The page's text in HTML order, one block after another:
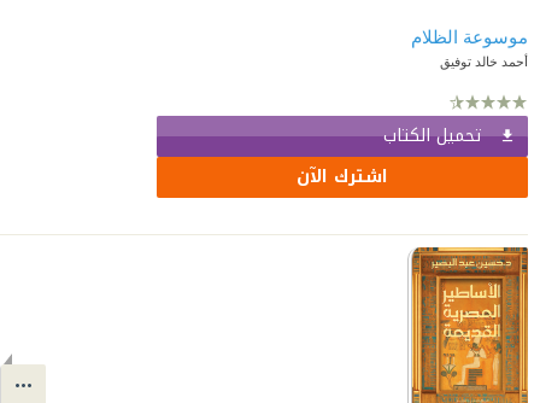
موسوعة الظلام
أحمد خالد توفيق
تحميل الكتاب
اشترك الآن